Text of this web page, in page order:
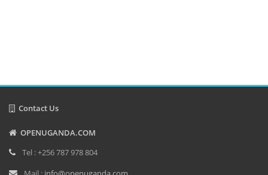
Contact Us
OPENUGANDA.COM
Tel : +256 787 978 804